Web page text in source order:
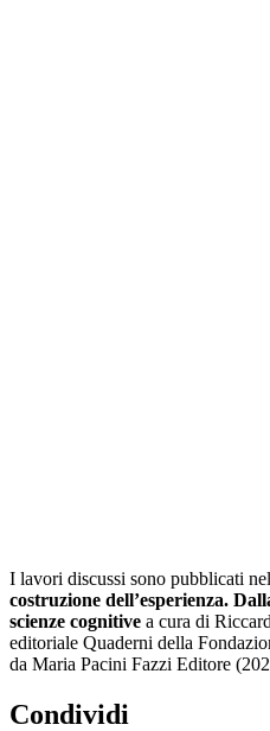
I lavori discussi sono pubblicati
costruzione dell’esperienza.
scienze cognitive a cura di
editoriale Quaderni della
da Maria Pacini Fazzi Editore
Condividi